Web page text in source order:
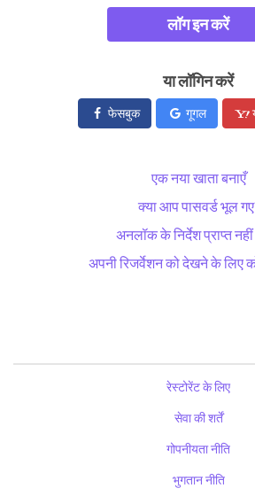
लॉग इन करें
या लॉगिन करें
फेसबुक गूगल
एक नया खाता बनाएँ
क्या आप पासवर्ड भूल
अनलॉक के निर्देश प्राप्त
अपनी रिजर्वेशन को देखने के लिए
रेस्टोरेंट के लिए
सेवा की शर्तें
गोपनीयता नीति
भुगतान नीति